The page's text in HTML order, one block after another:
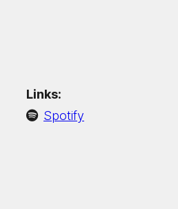
Links:
Spotify